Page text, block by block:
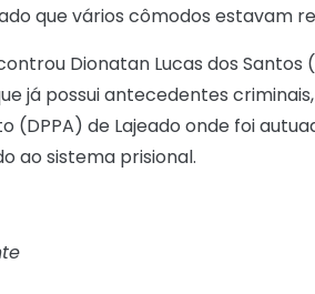
que vários cômodos estavam
Dionatan Lucas dos
já possui antecedentes
(DPPA) de Lajeado onde foi
ao sistema prisional.